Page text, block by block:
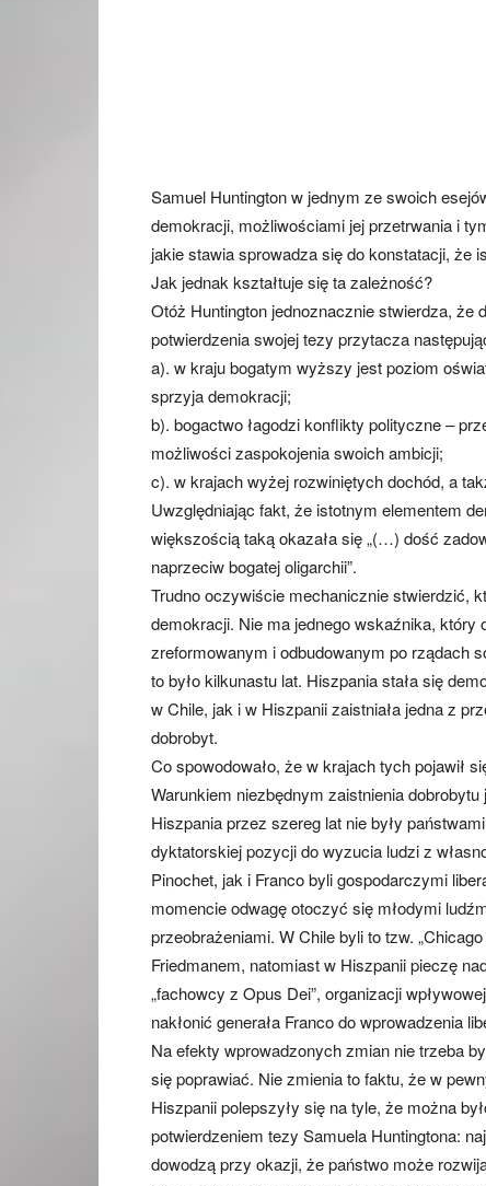
Samuel Huntington w jednym ze swoich
demokracji, możliwościami jej przetrwania i
jakie stawia sprowadza się do konstatacji, że
Jak jednak kształtuje się ta zależność?
Otóż Huntington jednoznacznie stwierdza,
potwierdzenia swojej tezy przytacza
a). w kraju bogatym wyższy jest poziom
sprzyja demokracji;
b). bogactwo łagodzi konflikty polityczne –
możliwości zaspokojenia swoich ambicji;
c). w krajach wyżej rozwiniętych dochód, a
Uwzględniając fakt, że istotnym elementem
większością taką okazała się „(…) dość
naprzeciw bogatej oligarchii”.
Trudno oczywiście mechanicznie stwierdzić,
demokracji. Nie ma jednego wskaźnika,
zreformowanym i odbudowanym po rządach
to było kilkunastu lat. Hiszpania stała się
w Chile, jak i w Hiszpanii zaistniała jedna z
dobrobyt.
Co spowodowało, że w krajach tych pojawił
Warunkiem niezbędnym zaistnienia
Hiszpania przez szereg lat nie były
dyktatorskiej pozycji do wyzucia ludzi z
Pinochet, jak i Franco byli gospodarczymi
momencie odwagę otoczyć się młodymi
przeobrażeniami. W Chile byli to tzw.
Friedmanem, natomiast w Hiszpanii pieczę
„fachowcy z Opus Dei”, organizacji
nakłonić generała Franco do wprowadzenia
Na efekty wprowadzonych zmian nie trzeba
się poprawiać. Nie zmienia to faktu, że w
Hiszpanii polepszyły się na tyle, że można
potwierdzeniem tezy Samuela Huntingtona:
dowodzą przy okazji, że państwo może